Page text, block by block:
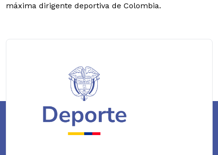
máxima dirigente deportiva de Colombia.